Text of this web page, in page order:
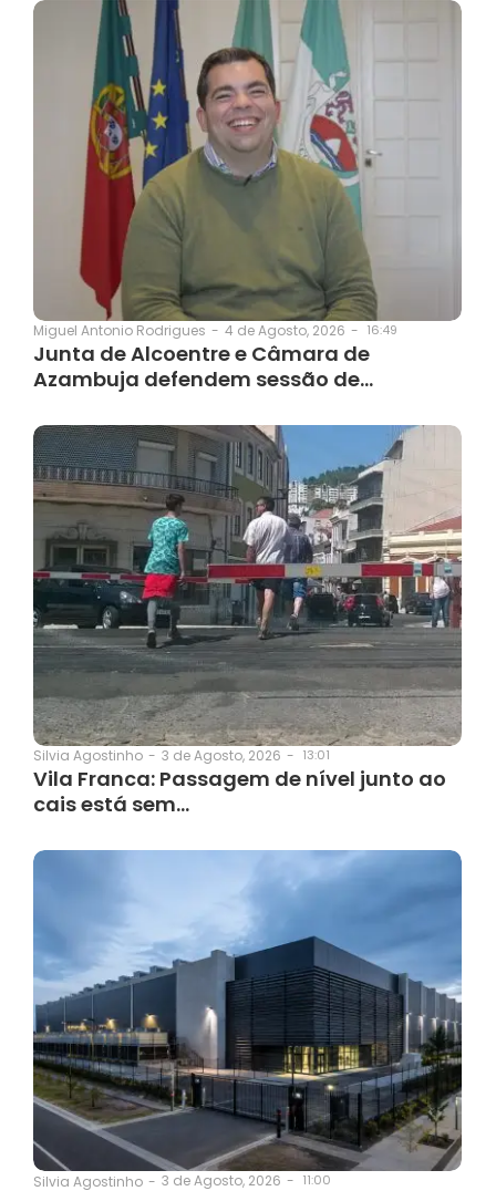
Miguel Antonio Rodrigues - 4 de Agosto, 2026 - 16:49
Junta de Alcoentre e Câmara de
Azambuja defendem sessão de…
Silvia Agostinho - 3 de Agosto, 2026 - 13:01
Vila Franca: Passagem de nível junto ao
cais está sem…
Silvia Agostinho - 3 de Agosto, 2026 - 11:00